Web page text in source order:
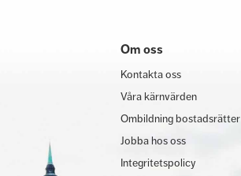
Om oss
Kontakta oss
Våra kärnvärden
Ombildning bostadsrätter
Jobba hos oss
Integritetspolicy